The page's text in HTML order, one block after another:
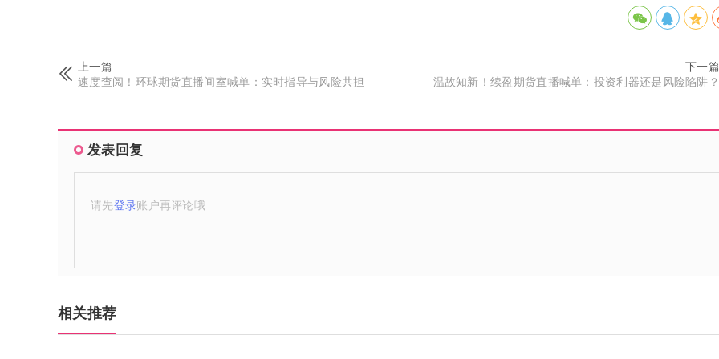
上一篇
速度查阅！环球期货直播间室喊单：实时指导与风险共担
下一篇
温故知新！续盈期货直播喊单：投资利器还是风险陷阱？
发表回复
请先登录账户再评论哦
相关推荐